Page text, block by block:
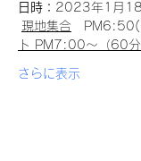
日時： 2023年1
現地集合
ト PM7:00～（60分
さらに表示